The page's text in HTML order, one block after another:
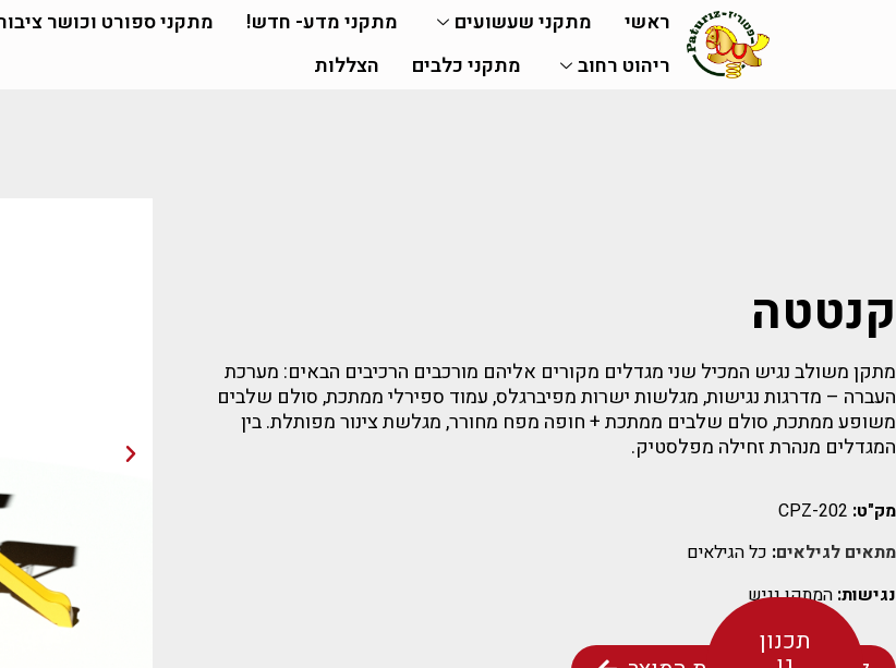
ראשי מתקני שעשועים מתקני מדע- חדש! מתקני ספורט וכושר
ריהוט רחוב
מתקני כלבים הצללות
קנטטה
מתקן משולב נגיש המכיל שני מגדלים מקורים אליהם מורכבים הרכיבים הבאים: מערכת
העברה – מדרגות נגישות, מגלשות ישרות מפיברגלס, עמוד ספירלי ממתכת, סולם שלבים
משופע ממתכת, סולם שלבים ממתכת + חופה מפח מחורר, מגלשת צינור מפותלת. בין
המגדלים מנהרת זחילה מפלסטיק.
מק"ט:
מתאים לגילאים: כל הגילאים
נגישות: המתקן נגיש
תכנון